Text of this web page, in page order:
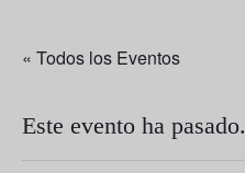
« Todos los Eventos
Este evento ha pasado.